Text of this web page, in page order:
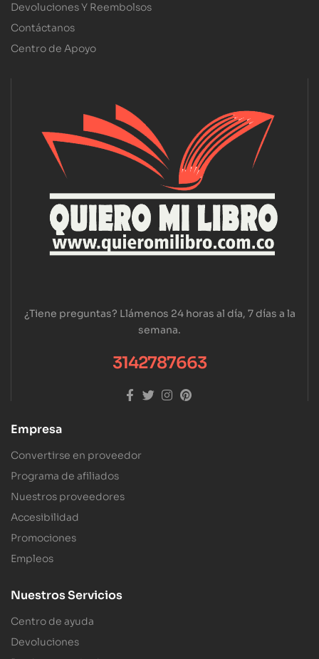
Devoluciones Y Reembolsos
Contáctanos
Centro de Apoyo
¿Tiene preguntas? Llámenos 24 horas al día, 7 días a la
semana.
3142787663
Empresa
Convertirse en proveedor
Programa de afiliados
Nuestros proveedores
Accesibilidad
Promociones
Empleos
Nuestros Servicios
Centro de ayuda
Devoluciones